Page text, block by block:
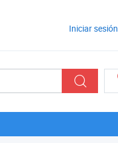
Iniciar sesión